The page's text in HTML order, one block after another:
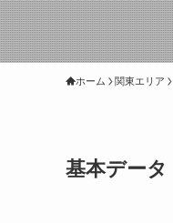
ホーム 関東エリア
基本データ